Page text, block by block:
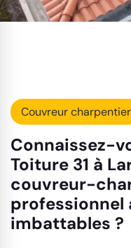
Couvreur charpentier
Connaissez-
Toiture 31 à
couvreur-
professionnel
imbattables ?